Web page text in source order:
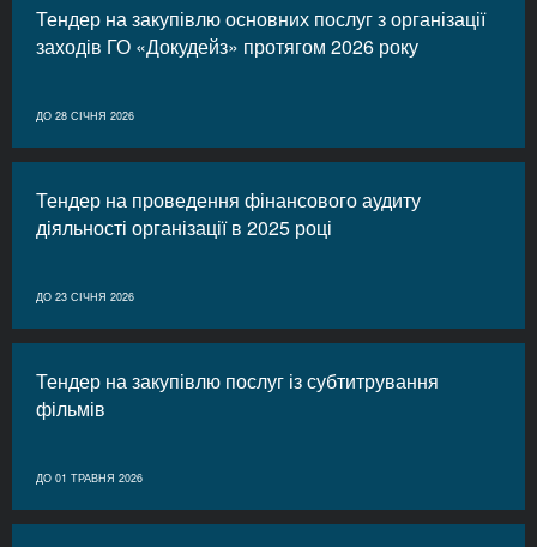
Тендер на закупівлю основних послуг з організації
заходів ГО «Докудейз» протягом 2026 року
ДО 28 СІЧНЯ 2026
Тендер на проведення фінансового аудиту
діяльності організації в 2025 році
ДО 23 СІЧНЯ 2026
Тендер на закупівлю послуг із субтитрування
фільмів
ДО 01 ТРАВНЯ 2026